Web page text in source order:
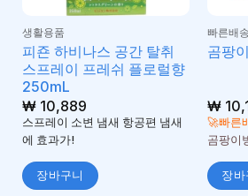
생활용품
피죤 하비나스 공간 탈취
스프레이 프레쉬 플로럴향
250mL
₩10,889
스프레이 소변 냄새 항공편 냄새
에 효과가!
장바구니
빠른배송
곰팡
₩
🚀빠른
곰팡이
장바